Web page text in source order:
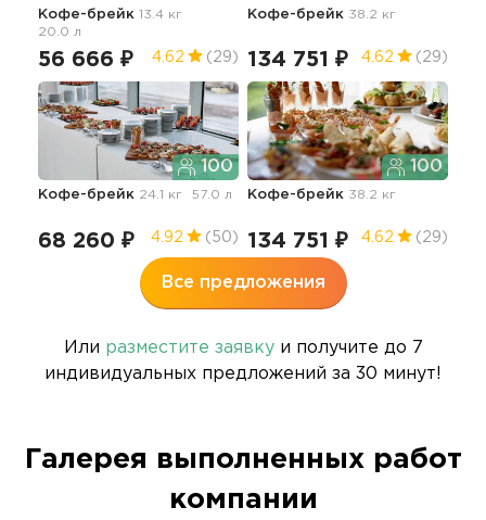
Кофе-брейк 13.4 кг
20.0 л
56 666 ₽ 4.62 (29)
Кофе-брейк 38.2 кг
134 751 ₽ 4.62 (29)
100
Кофе-брейк 24.1 кг 57.0 л
68 260 ₽ 4.92 (50)
100
Кофе-брейк 38.2 кг
134 751 ₽ 4.62 (29)
Все предложения
Или разместите заявкуи получите до 7
индивидуальных предложений за 30 минут!
Галерея выполненных работ
компании